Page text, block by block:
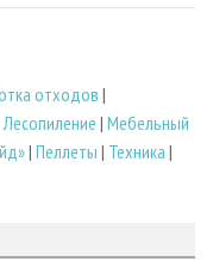
отходов|
Лесопиление | Мебельный
| Пеллеты | Техника |